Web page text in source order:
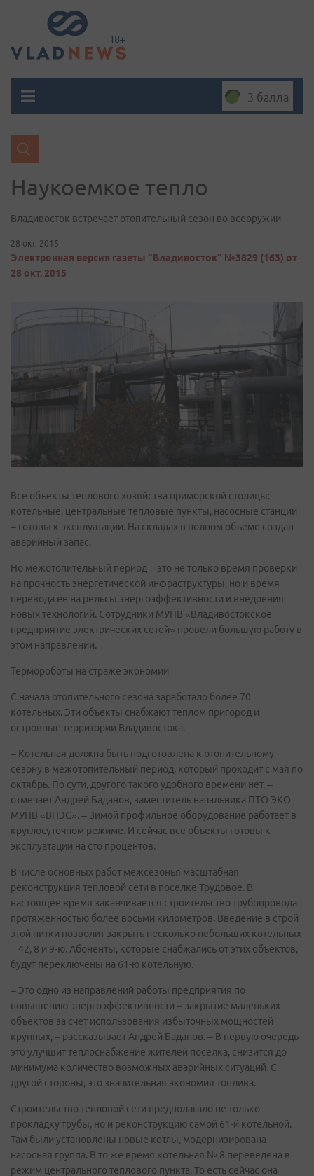
3 балла
Наукоемкое тепло
Владивосток встречает отопительный сезон во всеоружии
28 окт. 2015
Электронная версия газеты "Владивосток" №3829 (163) от
28 окт. 2015
Все объекты теплового хозяйства приморской столицы:
котельные, центральные тепловые пункты, насосные станции
– готовы к эксплуатации. На складах в полном объеме создан
аварийный запас.
Но межотопительный период – это не только время проверки
на прочность энергетической инфраструктуры, но и время
перевода ее на рельсы энергоэффективности и внедрения
новых технологий. Сотрудники МУПВ «Владивостокское
предприятие электрических сетей» провели большую работу в
этом направлении.
Термороботы на страже экономии
С начала отопительного сезона заработало более 70
котельных. Эти объекты снабжают теплом пригород и
островные территории Владивостока.
– Котельная должна быть подготовлена к отопительному
сезону в межотопительный период, который проходит с мая по
октябрь. По сути, другого такого удобного времени нет, –
отмечает Андрей Баданов, заместитель начальника ПТО ЭКО
МУПВ «ВПЭС». – Зимой профильное оборудование работает в
круглосуточном режиме. И сейчас все объекты готовы к
эксплуатации на сто процентов.
В числе основных работ межсезонья масштабная
реконструкция тепловой сети в поселке Трудовое. В
настоящее время заканчивается строительство трубопровода
протяженностью более восьми километров. Введение в строй
этой нитки позволит закрыть несколько небольших котельных
– 42, 8 и 9-ю. Абоненты, которые снабжались от этих объектов,
будут переключены на 61-ю котельную.
– Это одно из направлений работы предприятия по
повышению энергоэффективности – закрытие маленьких
объектов за счет использования избыточных мощностей
крупных, – рассказывает Андрей Баданов. – В первую очередь
это улучшит теплоснабжение жителей поселка, снизится до
минимума количество возможных аварийных ситуаций. С
другой стороны, это значительная экономия топлива.
Строительство тепловой сети предполагало не только
прокладку трубы, но и реконструкцию самой 61-й котельной.
Там были установлены новые котлы, модернизирована
насосная группа. В то же время котельная № 8 переведена в
режим центрального теплового пункта. То есть сейчас она